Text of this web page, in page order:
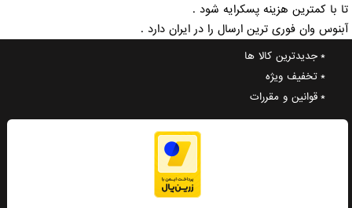
تا با کمترین هزینه پسکرایه شود .
آبنوس وان فوری ترین ارسال را در ایران دارد .
جدیدترین کالا ها
تخفیف ویژه
قوانین و مقررات